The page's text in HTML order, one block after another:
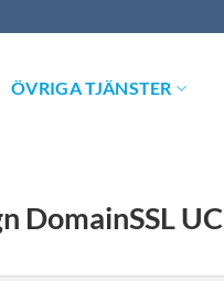
ÖVRIGA TJÄNSTER
DomainSSL UC